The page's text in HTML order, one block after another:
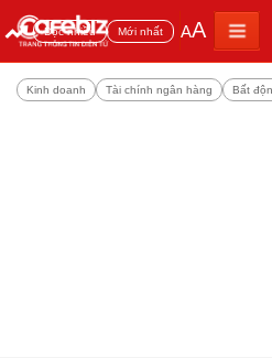
Đọc nhiều Mới nhất AA
Kinh doanh Tài chính ngân hàng Bất